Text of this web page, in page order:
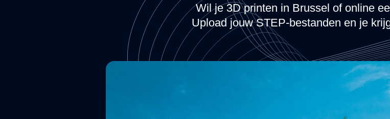
Wil je 3D printen in Brussel of online
Upload jouw STEP-bestanden en je